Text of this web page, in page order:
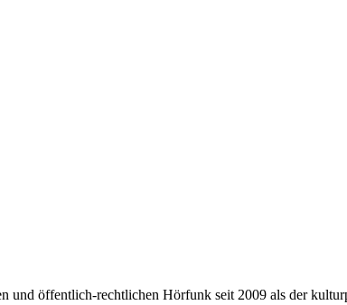
und öffentlich-rechtlichen Hörfunk seit 2009 als der